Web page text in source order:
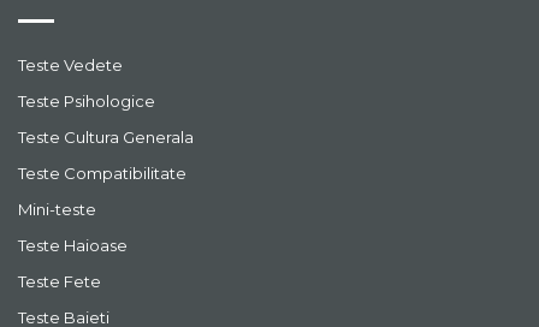
Teste Vedete
Teste Psihologice
Teste Cultura Generala
Teste Compatibilitate
Mini-teste
Teste Haioase
Teste Fete
Teste Baieti